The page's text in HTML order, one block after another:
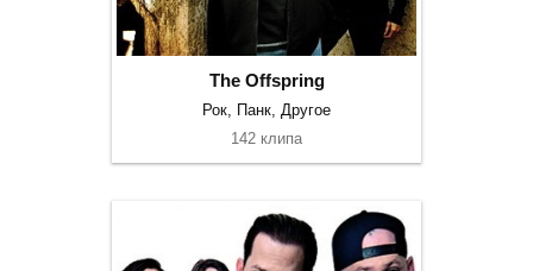
The Offspring
Рок, Панк, Другое
142 клипа